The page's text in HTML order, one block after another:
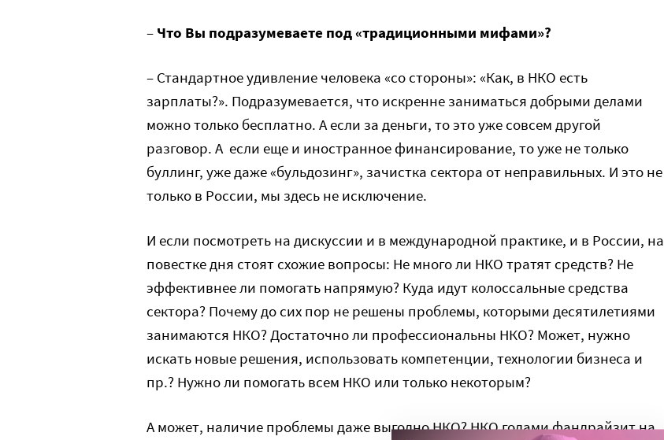
– Что Вы подразумеваете под «традиционными мифами»?
– Стандартное удивление человека «со стороны»: «Как, в НКО есть
зарплаты?». Подразумевается, что искренне заниматься добрыми делами
можно только бесплатно. А если за деньги, то это уже совсем другой
разговор. А если еще и иностранное финансирование, то уже не только
буллинг, уже даже «бульдозинг», зачистка сектора от неправильных. И это не
только в России, мы здесь не исключение.
И если посмотреть на дискуссии и в международной практике, и в России, на
повестке дня стоят схожие вопросы: Не много ли НКО тратят средств? Не
эффективнее ли помогать напрямую? Куда идут колоссальные средства
сектора? Почему до сих пор не решены проблемы, которыми десятилетиями
занимаются НКО? Достаточно ли профессиональны НКО? Может, нужно
искать новые решения, использовать компетенции, технологии бизнеса и
пр.? Нужно ли помогать всем НКО или только некоторым?
А может, наличие проблемы даже выгодно НКО? НКО годами фандрайзит на